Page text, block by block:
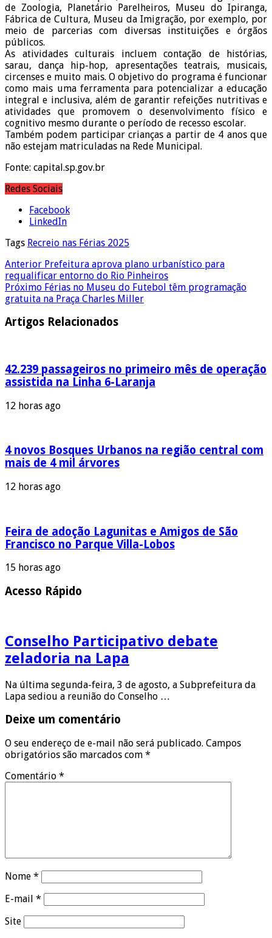
de Zoologia, Planetário Parelheiros, Museu do Ipiranga,
Fábrica de Cultura, Museu da Imigração, por exemplo, por
meio de parcerias com diversas instituições e órgãos
públicos.
As atividades culturais incluem contação de histórias,
sarau, dança hip-hop, apresentações teatrais, musicais,
circenses e muito mais. O objetivo do programa é funcionar
como mais uma ferramenta para potencializar a educação
integral e inclusiva, além de garantir refeições nutritivas e
atividades que promovem o desenvolvimento físico e
cognitivo mesmo durante o período de recesso escolar.
Também podem participar crianças a partir de 4 anos que
não estejam matriculadas na Rede Municipal.
Fonte: capital.sp.gov.br
Redes Sociais
Facebook
LinkedIn
Tags Recreio nas Férias 2025
Anterior Prefeitura aprova plano urbanístico para
requalificar entorno do Rio Pinheiros
Próximo Férias no Museu do Futebol têm programação
gratuita na Praça Charles Miller
Artigos Relacionados
42.239 passageiros no primeiro mês de operação
assistida na Linha 6-Laranja
12 horas ago
4 novos Bosques Urbanos na região central com
mais de 4 mil árvores
12 horas ago
Feira de adoção Lagunitas e Amigos de São
Francisco no Parque Villa-Lobos
15 horas ago
Acesso Rápido
Conselho Participativo debate
zeladoria na Lapa
Na última segunda-feira, 3 de agosto, a Subprefeitura da
Lapa sediou a reunião do Conselho …
Deixe um comentário
O seu endereço de e-mail não será publicado. Campos
obrigatórios são marcados com *
Comentário *
Nome *
E-mail *
Site